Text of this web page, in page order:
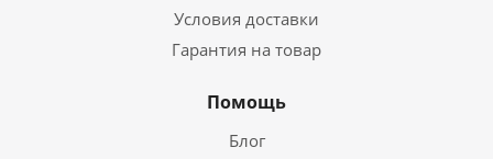
Условия доставки
Гарантия на товар
Помощь
Блог